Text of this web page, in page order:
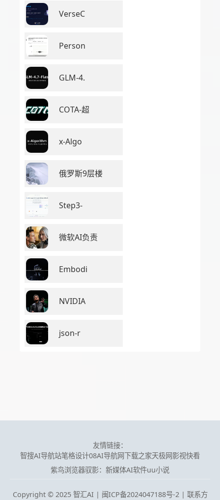
VerseC
Person
GLM-4.
COTA-超
x-Algo
俄罗斯9层楼
Step3-
微软AI负责
Embodi
NVIDIA
json-r
友情链接：
智搜AI导航站笔格设计08AI导航网下载之家天极网影视快看
紫鸟浏览器驭影：新媒体AI软件uu小说
Copyright © 2025 智汇AI | 闽ICP备2024047188号-2 | 联系方